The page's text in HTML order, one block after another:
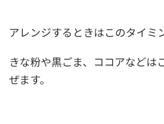
アレンジするときはこのタイミ
きな粉や黒ごま、ココアなどは
ぜます。